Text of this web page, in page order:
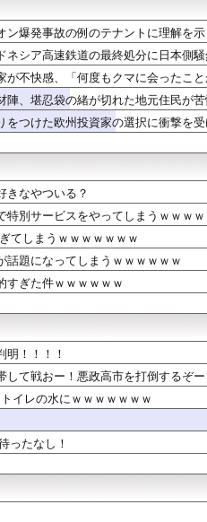
」
ｗｗｗｗ
」に…
ｗｗｗwwww
て何やってんの？ｗｗｗ...
！【乃木坂46】
ーセナルサポの好きなクラブ...
画あり)
くれない、ストライクを投...
凄いな
栄誉賞副賞《包丁10本》に...
信してきた
ファンが『絶句』してしまう...
お胸に押し当てる（画像あり...
www
結果wwwww
感じで性的な目では見れない...
の最終処分に日本側騒然、国...
かもSIRENなゴルシちゃ...
県「差別に当たらず、公表す...
間で流行ってほしいよなｗｗ...
が一番偉いってわかって、お...
ン爆発事故の例のテナントに理解を
ネシア高速鉄道の最終処分に日本側
が不快感、「何度もクマに会ったこ
陣、堪忍袋の緒が切れた地元住民が
をつけた欧州投資家の選択に衝撃を
きなやついる？
特別サービスをやってしまうｗｗｗｗ
てしまうｗｗｗｗｗｗｗ
話題になってしまうｗｗｗｗｗｗ
すぎた件ｗｗｗｗｗｗ
明！！！！
て戦おー！悪政高市を打倒するぞー
イレの水にｗｗｗｗｗｗｗ
ったなし！